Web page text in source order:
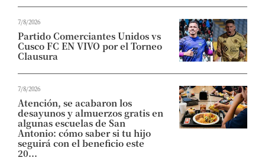
7/8/2026
Partido Comerciantes Unidos vs
Cusco FC EN VIVO por el Torneo
Clausura
7/8/2026
Atención, se acabaron los
desayunos y almuerzos gratis en
algunas escuelas de San
Antonio: cómo saber si tu hijo
seguirá con el beneficio este
20...